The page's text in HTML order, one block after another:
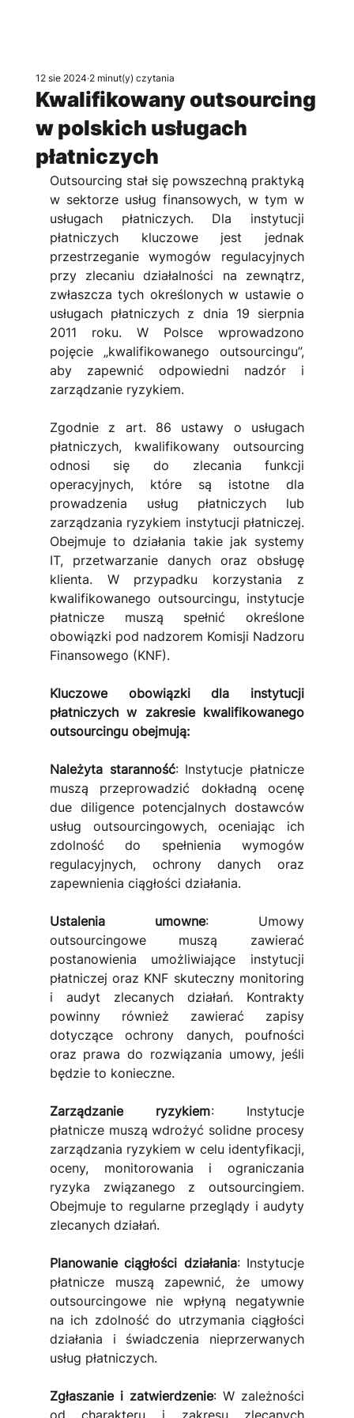
Kwalifikowany outsourcing
w polskich usługach
płatniczych
12 sie 2024 2 minut(y) czytania
Outsourcing stał się powszechną praktyką
w sektorze usług finansowych, w tym w
usługach płatniczych. Dla instytucji
płatniczych kluczowe jest jednak
przestrzeganie wymogów regulacyjnych
przy zlecaniu działalności na zewnątrz,
zwłaszcza tych określonych w ustawie o
usługach płatniczych z dnia 19 sierpnia
2011 roku. W Polsce wprowadzono
pojęcie „kwalifikowanego outsourcingu”,
aby zapewnić odpowiedni nadzór i
zarządzanie ryzykiem.
Zgodnie z art. 86 ustawy o usługach
płatniczych, kwalifikowany outsourcing
odnosi się do zlecania funkcji
operacyjnych, które są istotne dla
prowadzenia usług płatniczych lub
zarządzania ryzykiem instytucji płatniczej.
Obejmuje to działania takie jak systemy
IT, przetwarzanie danych oraz obsługę
klienta. W przypadku korzystania z
kwalifikowanego outsourcingu, instytucje
płatnicze muszą spełnić określone
obowiązki pod nadzorem Komisji Nadzoru
Finansowego (KNF).
Kluczowe obowiązki dla instytucji
płatniczych w zakresie kwalifikowanego
outsourcingu obejmują:
Należyta staranność: Instytucje płatnicze
muszą przeprowadzić dokładną ocenę
due diligence potencjalnych dostawców
usług outsourcingowych, oceniając ich
zdolność do spełnienia wymogów
regulacyjnych, ochrony danych oraz
zapewnienia ciągłości działania.
Ustalenia umowne:
Umowy
outsourcingowe muszą zawierać
postanowienia umożliwiające instytucji
płatniczej oraz KNF skuteczny monitoring
i audyt zlecanych działań. Kontrakty
powinny również zawierać zapisy
dotyczące ochrony danych, poufności
oraz prawa do rozwiązania umowy, jeśli
będzie to konieczne.
Zarządzanie ryzykiem:
Instytucje
płatnicze muszą wdrożyć solidne procesy
zarządzania ryzykiem w celu identyfikacji,
oceny, monitorowania i ograniczania
ryzyka związanego z outsourcingiem.
Obejmuje to regularne przeglądy i audyty
zlecanych działań.
Planowanie ciągłości działania: Instytucje
płatnicze muszą zapewnić, że umowy
outsourcingowe nie wpłyną negatywnie
na ich zdolność do utrzymania ciągłości
działania i świadczenia nieprzerwanych
usług płatniczych.
Zgłaszanie i zatwierdzenie: W zależności
od charakteru i zakresu zlecanych